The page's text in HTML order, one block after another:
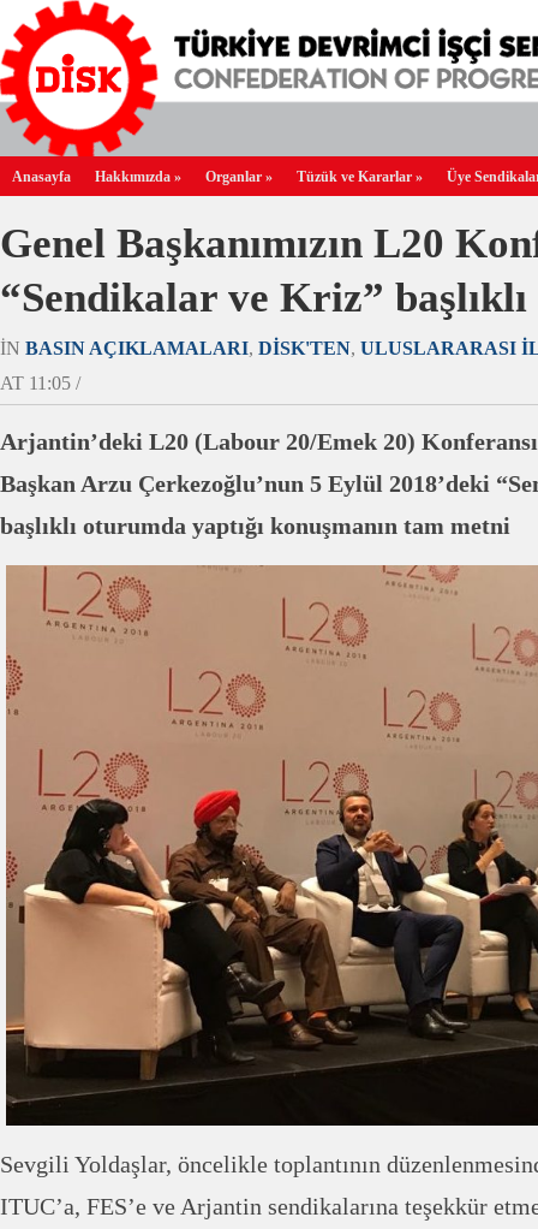
Anasayfa Hakkımızda » Organlar » Tüzük ve Kararlar » Üye
Genel Başkanımızın L20
“Sendikalar ve Kriz” başlıklı
IN BASIN AÇIKLAMALARI, DİSK'TEN, ULUSLARARASI
AT 11:05 /
Arjantin’deki L20 (Labour 20/Emek 20)
Başkan Arzu Çerkezoğlu’nun 5 Eylül 2018’deki
başlıklı oturumda yaptığı konuşmanın tam metni
Sevgili Yoldaşlar, öncelikle toplantının
ITUC’a, FES’e ve Arjantin sendikalarına teşekkür